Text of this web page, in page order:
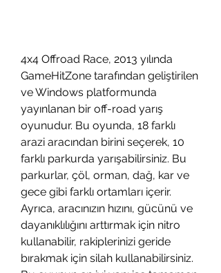
4x4 Offroad Race, 2013 yılında
GameHitZone tarafından geliştirilen
ve Windows platformunda
yayınlanan bir off-road yarış
oyunudur. Bu oyunda, 18 farklı
arazi aracından birini seçerek, 10
farklı parkurda yarışabilirsiniz. Bu
parkurlar, çöl, orman, dağ, kar ve
gece gibi farklı ortamları içerir.
Ayrıca, aracınızın hızını, gücünü ve
dayanıklılığını arttırmak için nitro
kullanabilir, rakiplerinizi geride
bırakmak için silah kullanabilirsiniz.